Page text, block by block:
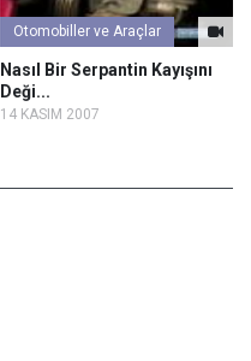
Otomobiller ve Araçlar
Nasıl Bir Serpantin Kayışını
Deği...
14 KASIM 2007